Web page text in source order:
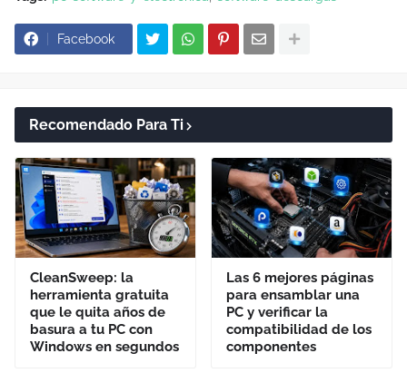
Facebook
Recomendado Para Ti
CleanSweep: la
herramienta gratuita
que le quita años de
basura a tu PC con
Windows en segundos
Las 6 mejores páginas
para ensamblar una
PC y verificar la
compatibilidad de los
componentes